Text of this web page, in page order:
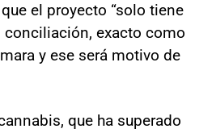
el proyecto “solo tiene
exacto como
y ese será motivo de
que ha superado